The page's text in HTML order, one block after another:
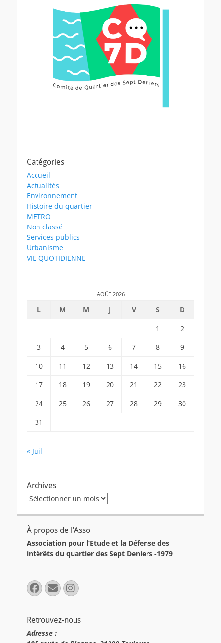
Catégories
Accueil
Actualités
Environnement
Histoire du quartier
METRO
Non classé
Services publics
Urbanisme
VIE QUOTIDIENNE
AOÛT 2026
L M M J V S
D
1
2
3
4 5 6 7 8
9
10
11 12 13 14 15
16
17
18 19 20 21 22
23
24
25 26 27 28 29
30
31
« Juil
Archives
Archives
À propos de l’Asso
Association pour l’Etude et la Défense des
intérêts du quartier des Sept Deniers -1979
Facebook
E-
mail
Instagram
Retrouvez-nous
Adresse :